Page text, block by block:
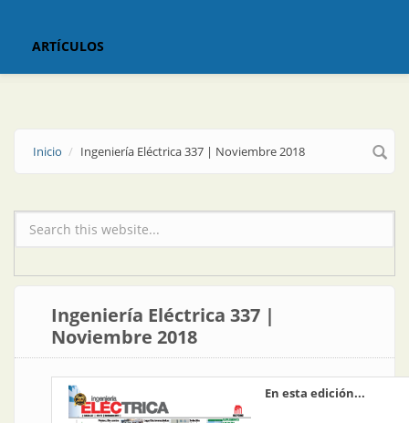
ARTÍCULOS
Inicio Ingeniería Eléctrica 337 | Noviembre 2018
Formulario de búsqueda
Ingeniería Eléctrica 337 |
Noviembre 2018
En esta edición...